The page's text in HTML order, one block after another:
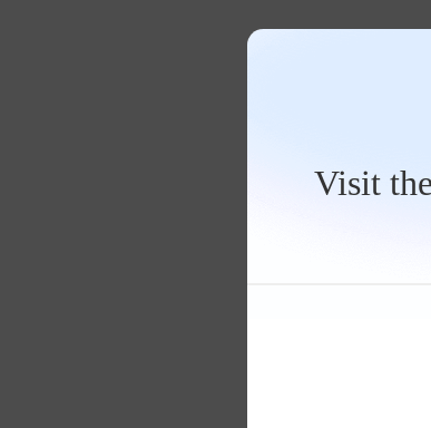
Visit